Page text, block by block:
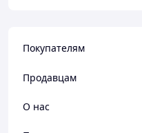
Покупателям
Продавцам
О нас